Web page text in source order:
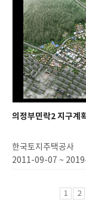
의정부민락2 지구계
한국토지주택공사
2011-09-07 ~
1 2